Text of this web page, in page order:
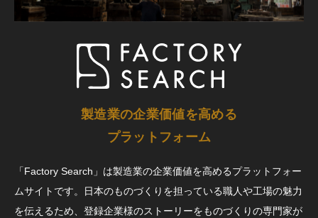
製造業の企業価値を高める
プラットフォーム
「Factory Search」は製造業の企業価値を高めるプラットフォー
ムサイトです。日本のものづくりを担っている職人や工場の魅力
を伝えるため、登録企業様のストーリーをものづくりの専門家が